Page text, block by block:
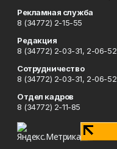
Рекламная служба
8 (34772) 2-15-55
Редакция
8 (34772) 2-03-31, 2-06-52
Сотрудничество
8 (34772) 2-03-31, 2-06-52
Отдел кадров
8 (34772) 2-11-85